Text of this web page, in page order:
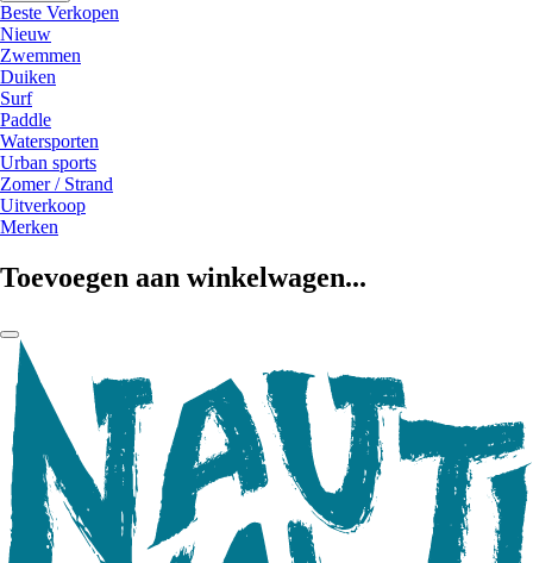
Beste Verkopen
Nieuw
Zwemmen
Duiken
Surf
Paddle
Watersporten
Urban sports
Zomer / Strand
Uitverkoop
Merken
Toevoegen aan winkelwagen...